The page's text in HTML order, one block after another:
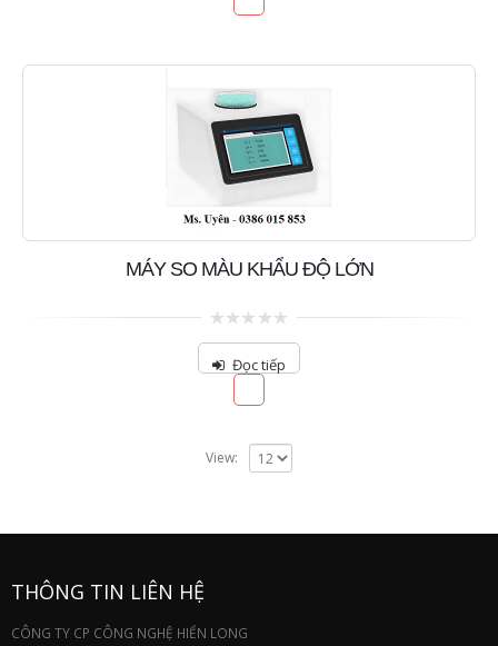
MÁY SO MÀU KHẨU ĐỘ LỚN
0
of
Đọc tiếp
View:
THÔNG TIN LIÊN HỆ
CÔNG TY CP CÔNG NGHỆ HIỂN LONG